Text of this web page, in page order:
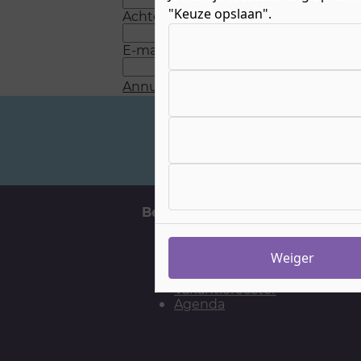
Achternaam*
E-mail
Annuleren
Belangrijke momenten
Vakantierooster
Agenda
"Keuze opslaan".
Weiger